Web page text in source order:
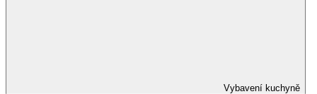
Vybavení kuchyně